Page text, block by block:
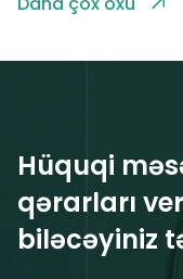
Hüquqi
qərarları
biləcəyiniz